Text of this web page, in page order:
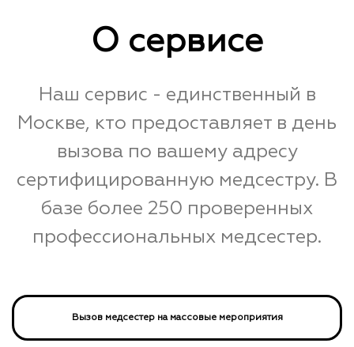
О сервисе
Наш сервис - единственный в
Москве, кто предоставляет в день
вызова по вашему адресу
сертифицированную медсестру. В
базе более 250 проверенных
профессиональных медсестер.
Вызов медсестер на массовые мероприятия